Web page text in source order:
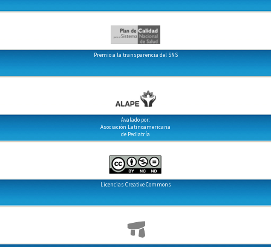
Premio a la transparencia del SNS
Avalado por:
Asociación Latinoamericana
de Pediatría
Licencias Creative Commons